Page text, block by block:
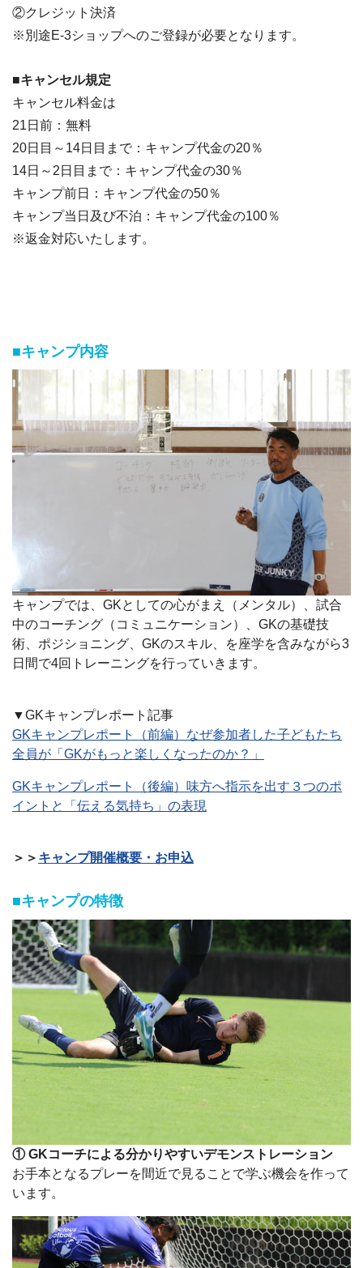
②クレジット決済
※別途E-3ショップへのご登録が必要となります。
■キャンセル規定
キャンセル料金は
21日前：無料
20日目～14日目まで：キャンプ代金の20％
14日～2日目まで：キャンプ代金の30％
キャンプ前日：キャンプ代金の50％
キャンプ当日及び不泊：キャンプ代金の100％
※返金対応いたします。
■キャンプ内容
キャンプでは、GKとしての心がまえ（メンタル）、試合
中のコーチング（コミュニケーション）、GKの基礎技
術、ポジショニング、GKのスキル、を座学を含みながら3
日間で4回トレーニングを行っていきます。
▼GKキャンプレポート記事
GKキャンプレポート（前編）なぜ参加者した子どもたち
全員が「GKがもっと楽しくなったのか？」
GKキャンプレポート（後編）味方へ指示を出す３つのポ
イントと「伝える気持ち」の表現
＞＞ キャンプ開催概要・お申込
■キャンプの特徴
① GKコーチによる分かりやすいデモンストレーション
お手本となるプレーを間近で見ることで学ぶ機会を作って
います。